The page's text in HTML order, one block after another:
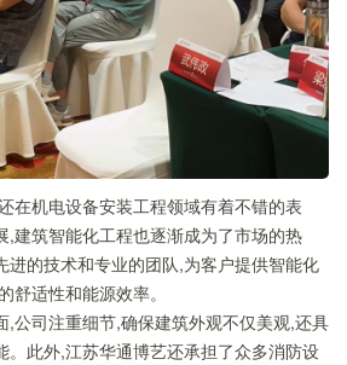
在机电设备安装工程领域有着不错的表
,建筑智能化工程也逐渐成为了市场的热
进的技术和专业的团队,为客户提供智能化
舒适性和能源效率。
,公司注重细节,确保建筑外观不仅美观,还具
。此外,江苏华通博艺还承担了众多消防设